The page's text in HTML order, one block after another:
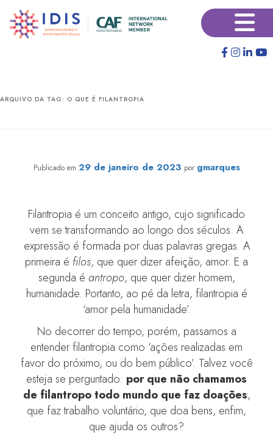
para
para
×
ARQUIVO DA TAG: O QUE É FILANTROPIA
Publicado em 29 de janeiro de 2023 por gmarques
Filantropia é um conceito antigo, cujo significado
vem se transformando ao longo dos séculos. A
expressão é formada por duas palavras gregas. A
primeira é filos, que quer dizer afeição, amor. E a
segunda é antropo, que quer dizer homem,
humanidade. Portanto, ao pé da letra, filantropia é
‘amor pela humanidade’.
No decorrer do tempo, porém, passamos a
entender filantropia como ‘ações realizadas em
favor do próximo, ou do bem público’. Talvez você
esteja se perguntado: por que não chamamos
de filantropo todo mundo que faz doações,
que faz trabalho voluntário, que doa bens, enfim,
que ajuda os outros?